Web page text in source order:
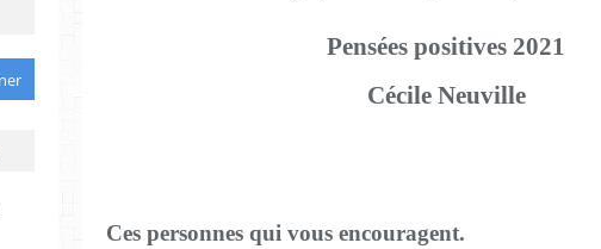
Pensées positives 2021
Cécile Neuville
Ces personnes qui vous encouragent.